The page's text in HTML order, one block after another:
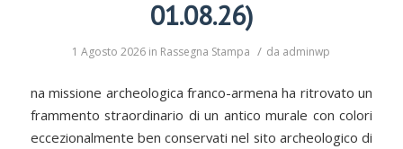
01.08.26)
1 Agosto 2026 in Rassegna Stampa / da adminwp
na missione archeologica franco-armena ha ritrovato un
frammento straordinario di un antico murale con colori
eccezionalmente ben conservati nel sito archeologico di